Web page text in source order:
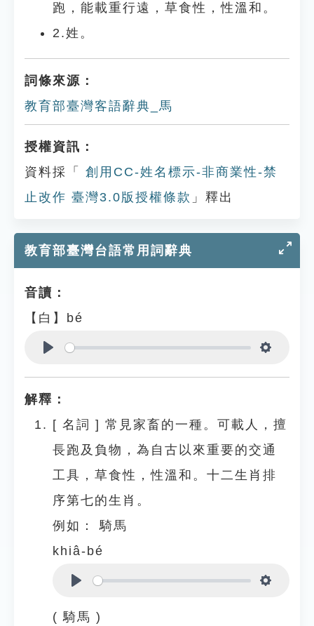
跑，能載重行遠，草食性，性溫和。
2.姓。
詞條來源：
教育部臺灣客語辭典_馬
授權資訊：
資料採「
創用CC-姓名標示-非商業性-禁
止改作 臺灣3.0版授權條款 」釋出
教育部臺灣台語常用詞辭典
音讀：
【白】bé
解釋：
[ 名詞 ] 常見家畜的一種。可載人，擅
長跑及負物，為自古以來重要的交通
工具，草食性，性溫和。十二生肖排
序第七的生肖。
例如：
騎馬
khiâ-bé
( 騎馬 )